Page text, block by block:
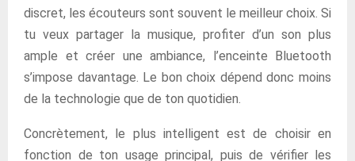
discret, les écouteurs sont souvent le meilleur choix. Si
tu veux partager la musique, profiter d’un son plus
ample et créer une ambiance, l’enceinte Bluetooth
s’impose davantage. Le bon choix dépend donc moins
de la technologie que de ton quotidien.
Concrètement, le plus intelligent est de choisir en
fonction de ton usage principal, puis de vérifier les